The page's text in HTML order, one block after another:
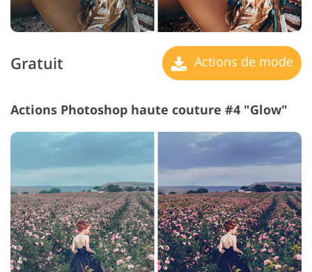
Gratuit Actions de mode
Actions Photoshop haute couture #4 "Glow"